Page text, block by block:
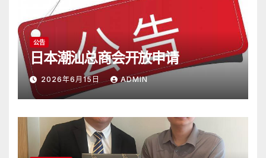
公告
日本潮汕总商会开放申请
2026年6月15日 ADMIN